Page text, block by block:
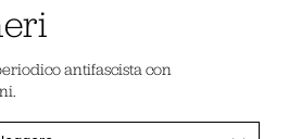
antifascista con